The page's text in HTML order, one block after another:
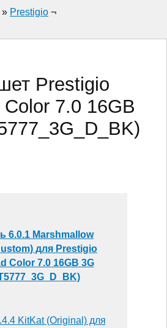
» Prestigio ¬
Prestigio
7.0 16GB
6.0.1 Marshmallow
для Prestigio
Color 7.0 16GB 3G
KitKat (Original) для